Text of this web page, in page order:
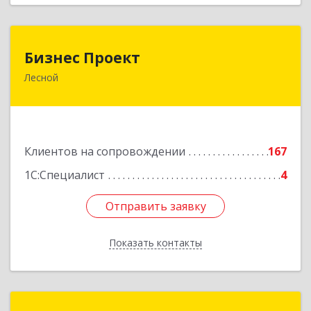
Бизнес Проект
Лесной
Клиентов на сопровождении
167
1С:Специалист
4
Отправить заявку
Показать контакты
624200, Свердловская обл, Лесной г, Сиротина
Отправить заявку
Назад